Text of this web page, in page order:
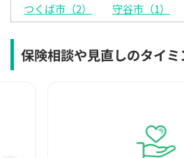
つくば市（2）
守谷市（1）
保険相談や見直しのタイミ